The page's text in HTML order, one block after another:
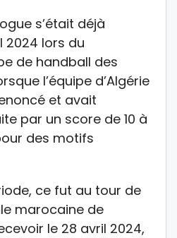
s’était déjà
2024 lors du
de handball des
l’équipe d’Algérie
et avait
par un score de 10 à
des motifs
ce fut au tour de
marocaine de
le 28 avril 2024,